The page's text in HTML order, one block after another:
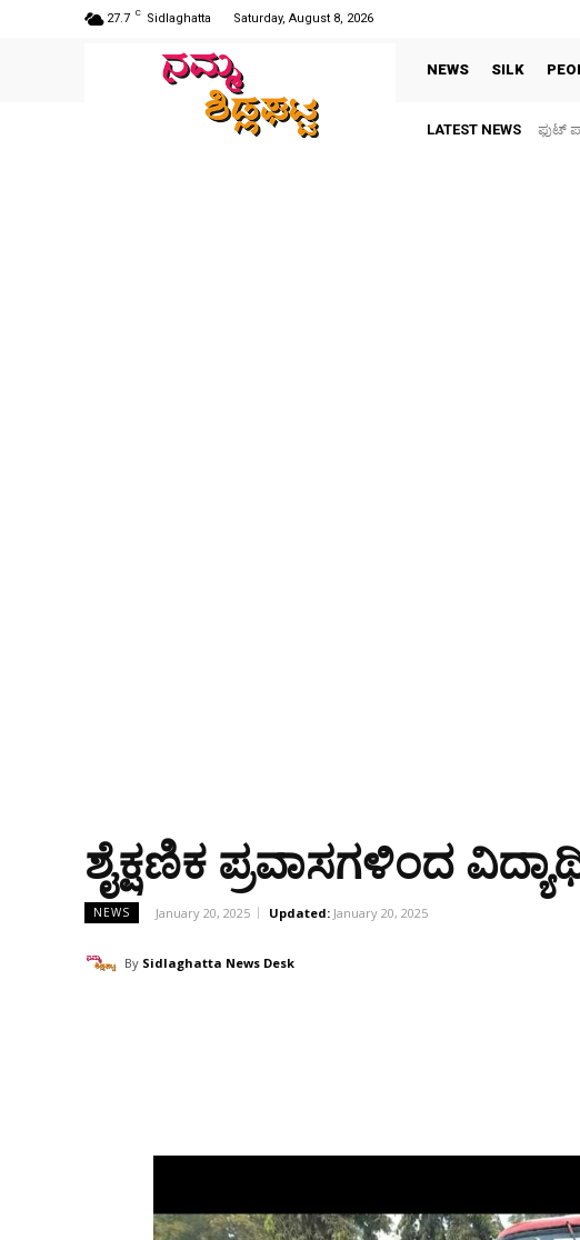
27.7 C Sidlaghatta Saturday, August 8, 2026
NEWS SILK
LATEST NEWS ಪಶು
ಶೈಕ್ಷಣಿಕ ಪ್ರವಾಸಗಳಿಂದ
NEWS January 20, 2025 Updated: January 20, 2025
By Sidlaghatta News Desk